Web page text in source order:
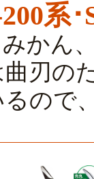
系
かん
刃の
ので